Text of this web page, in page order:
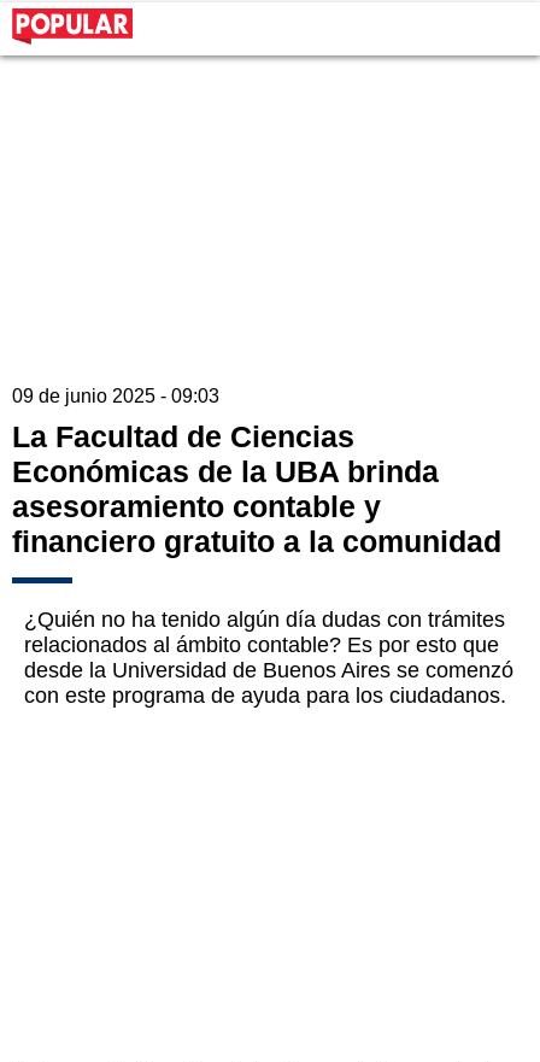
09 de junio 2025 - 09:03
La Facultad de Ciencias
Económicas de la UBA brinda
asesoramiento contable y
financiero gratuito a la comunidad
¿Quién no ha tenido algún día dudas con trámites
relacionados al ámbito contable? Es por esto que
desde la Universidad de Buenos Aires se comenzó
con este programa de ayuda para los ciudadanos.